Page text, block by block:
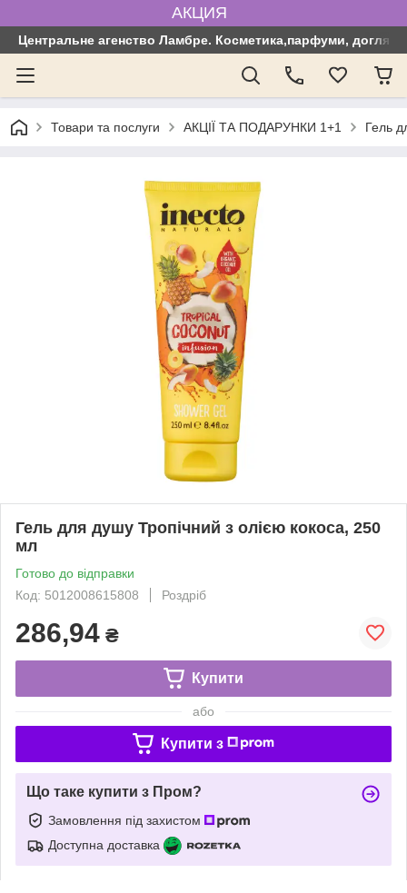
АКЦИЯ
Центральне агенство Ламбре. Косметика,парфуми, догляд
Товари та послуги АКЦІЇ ТА ПОДАРУНКИ 1+1 Гель
Гель для душу Тропічний з олією кокоса, 250
мл
Готово до відправки
Код: 5012008615808
Роздріб
286,94 ₴
Купити
або
Купити з
Що таке купити з Пром?
Замовлення під захистом
Доступна доставка